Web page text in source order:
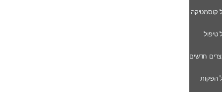
קוסמטיקה
טיפול
חדשים
הפקות